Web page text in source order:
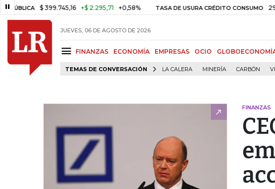
$ 399.745,16 +$ 2.295,71 +0,58% TASA DE USURA CRÉDITO CONSUMO 29,66%
JUEVES, 06 DE AGOSTO DE 2026
FINANZAS ECONOMÍA EMPRESAS OCIO
TEMAS DE CONVERSACIÓN LA CALERA MINERÍA CARBÓN
FINANZAS